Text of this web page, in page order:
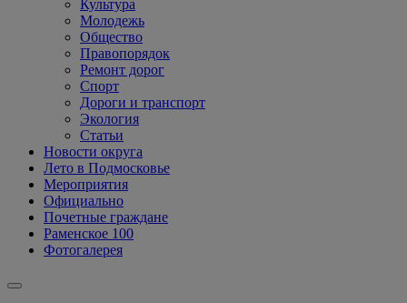
Культура
Молодежь
Общество
Правопорядок
Ремонт дорог
Спорт
Дороги и транспорт
Экология
Статьи
Новости округа
Лето в Подмосковье
Мероприятия
Официально
Почетные граждане
Раменское 100
Фотогалерея